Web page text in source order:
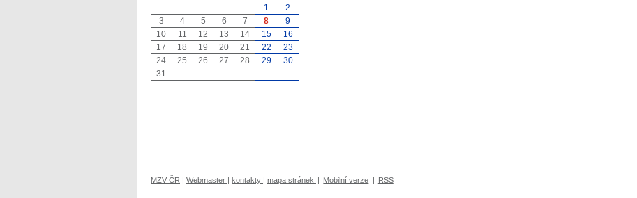
1
2
3
4 5 6 7 8
9
10
11 12 13 14 15
16
17
18 19 20 21 22
23
24
25 26 27 28 29
30
31
MZV ČR | Webmaster | kontakty | mapa stránek | Mobilní verze | RSS